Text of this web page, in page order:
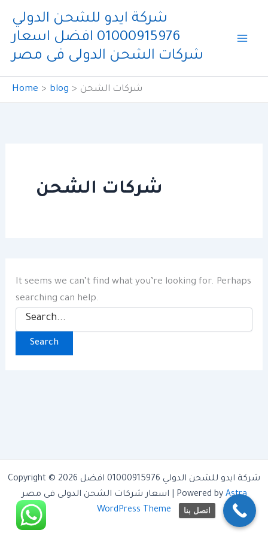
content
شركة ايدو للشحن الدولي
01000915976 افضل اسعار
شركات الشحن الدولى فى مصر
Home blog شركات الشحن
شركات الشحن
It seems we can’t find what you’re looking for. Perhaps
searching can help.
Search
Copyright © 2026 شركة ايدو للشحن الدولي 01000915976 افضل
اسعار شركات الشحن الدولى فى مصر | Powered by Astra
WordPress Theme
اتصل بنا